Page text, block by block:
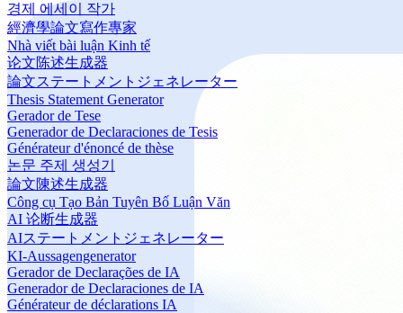
경제 에세이 작가
經濟學論文寫作專家
Nhà viết bài luận Kinh tế
论文陈述生成器
論文ステートメントジェネレーター
Thesis Statement Generator
Gerador de Tese
Generador de Declaraciones de Tesis
Générateur d'énoncé de thèse
논문 주제 생성기
論文陳述生成器
Công cụ Tạo Bản Tuyên Bố Luận Văn
AI 论断生成器
AIステートメントジェネレーター
KI-Aussagengenerator
Gerador de Declarações de IA
Generador de Declaraciones de IA
Générateur de déclarations IA